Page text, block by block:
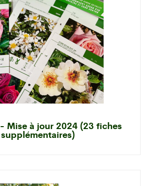
- Mise à jour 2024 (23 fiches
supplémentaires)